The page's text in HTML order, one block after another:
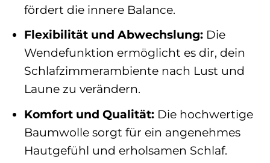
fördert die innere Balance.
Flexibilität und Abwechslung: Die
Wendefunktion ermöglicht es dir, dein
Schlafzimmerambiente nach Lust und
Laune zu verändern.
Komfort und Qualität: Die hochwertige
Baumwolle sorgt für ein angenehmes
Hautgefühl und erholsamen Schlaf.